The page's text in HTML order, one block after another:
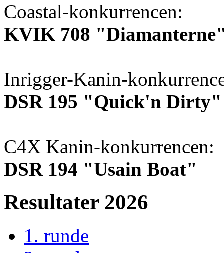
Coastal-konkurrencen:
KVIK 708
Inrigger-Kanin-
DSR 195 "Quick'n Dirty"
C4X Kanin-konkurrencen:
DSR 194 "Usain Boat"
Resultater 2026
1. runde